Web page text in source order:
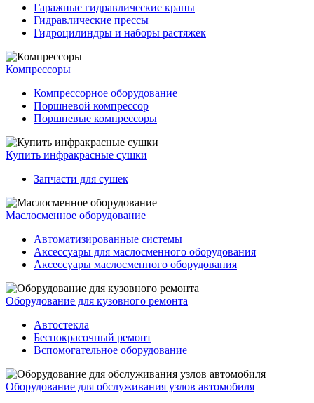
Гаражные гидравлические краны
Гидравлические прессы
Гидроцилиндры и наборы растяжек
Компрессоры
Компрессорное оборудование
Поршневой компрессор
Поршневые компрессоры
Купить инфракрасные сушки
Запчасти для сушек
Маслосменное оборудование
Автоматизированные системы
Аксессуары для маслосменного оборудования
Аксессуары маслосменного оборудования
Оборудование для кузовного ремонта
Автостекла
Беспокрасочный ремонт
Вспомогательное оборудование
Оборудование для обслуживания узлов автомобиля